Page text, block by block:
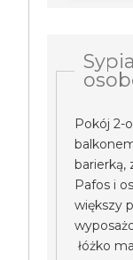
Pokój 2-
barierką,
Pafos i
większy
łóżko